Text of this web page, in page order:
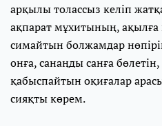
арқылы толассыз келіп
ақпарат мұхитының,
симайтын болжамдар
онға, санаңды санға бөлетін,
қабыспайтын оқиғалар
сияқты көрем.